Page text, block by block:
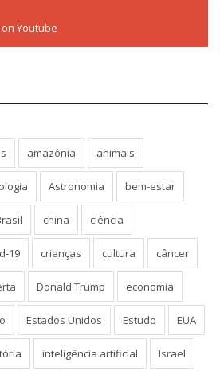
Youtube
amazônia animais
Astronomia bem-estar
china ciência
19 crianças cultura câncer
Donald Trump economia
Estados Unidos Estudo EUA
inteligência artificial Israel